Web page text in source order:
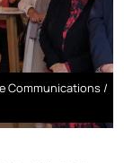
Communications /